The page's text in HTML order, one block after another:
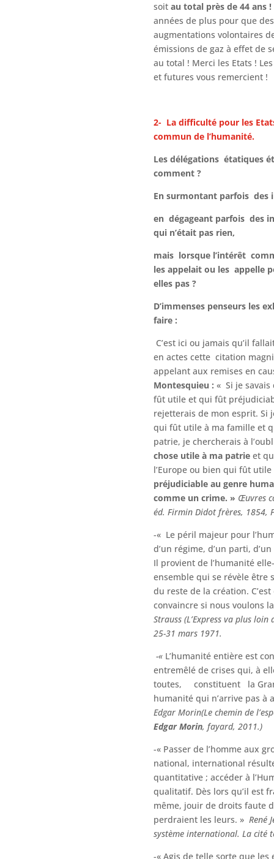
soit au total près de 44 ans !
années de plus pour que
augmentations volontaires
émissions de gaz à effet de
au total ! Merci les Etats !
et futures vous remercient !
2- La difficulté pour les
commun de l’humanité.
Les délégations étatiques
comment ?
En surmontant parfois des
en dégageant parfois des
qui n’était pas rien,
mais lorsque l’intérêt
les appelait ou les appelle
elles pas ?
D’immenses penseurs les
faire :
C’est ici ou jamais qu’il
en actes cette citation
appelant aux remises en
Montesquieu : « Si je
fût utile et qui fût
rejetterais de mon esprit. Si
qui fût utile à ma famille et
patrie, je chercherais à
chose utile à ma patrie et
l’Europe ou bien qui fût utile
préjudiciable au genre
comme un crime. » Œuvres
éd. Firmin Didot frères, 1854,
-« Le péril majeur pour
d’un régime, d’un parti,
Il provient de l’humanité
ensemble qui se révèle être
du reste de la création.
convaincre si nous voulons
Strauss (L’Express va plus loin
25-31 mars 1971.
-« L’humanité entière est
entremêlé de crises qui, à
toutes, constituent la
humanité qui n’arrive pas à
Edgar Morin(Le chemin de
Edgar Morin, fayard, 2011.)
-« Passer de l’homme aux
national, international
quantitative ; accéder à
qualitatif. Dès lors qu’il est
même, jouir de droits faute
perdraient les leurs. » René
système international. La cité
-« Agis de telle sorte que